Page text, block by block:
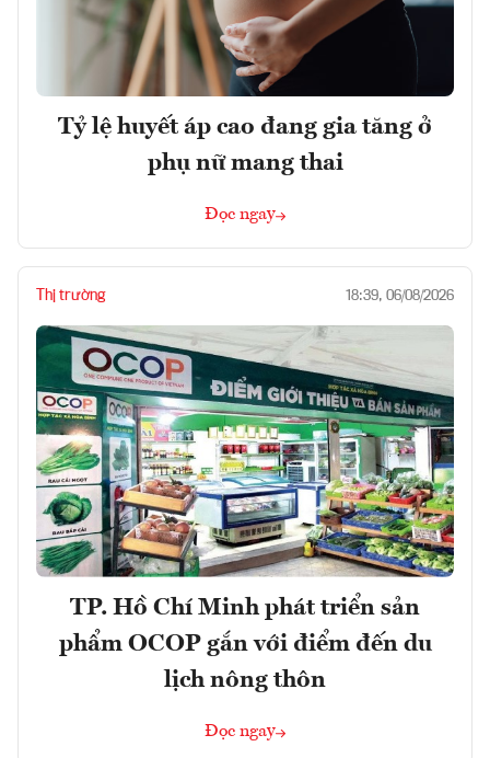
Tỷ lệ huyết áp cao đang gia tăng ở
phụ nữ mang thai
Đọc ngay
Thị trường 18:39, 06/08/2026
TP. Hồ Chí Minh phát triển sản
phẩm OCOP gắn với điểm đến du
lịch nông thôn
Đọc ngay